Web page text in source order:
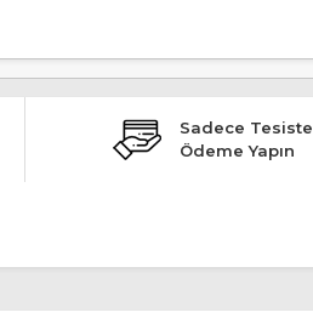
Sadece Tesiste
Ödeme Yapın